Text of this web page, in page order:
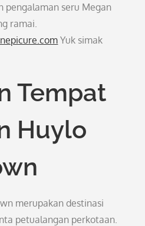
pengalaman seru Megan
ramai.
Yuk simak
Tempat
Huylo
merupakan destinasi
petualangan perkotaan.